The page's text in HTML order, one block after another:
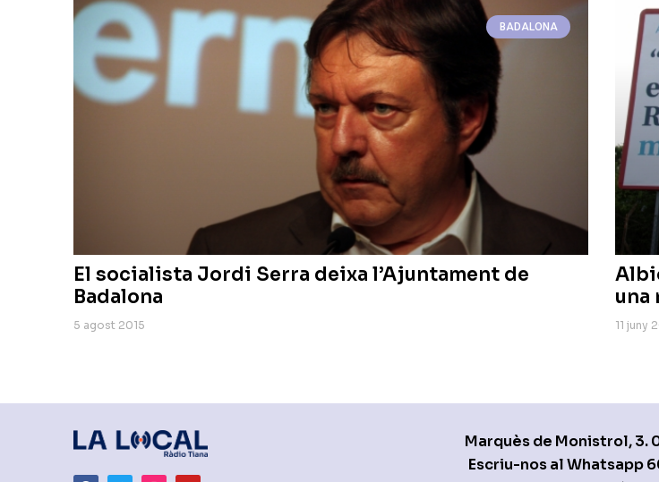
BADALONA
El socialista Jordi Serra deixa l’Ajuntament de
Badalona
5 agost 2015
una
11 juny
Marquès de Monistrol, 3.
Escriu-nos al Whatsapp